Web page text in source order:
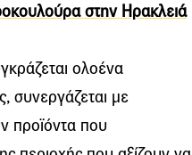
στην Ηρακλειά
ολοένα
συνεργάζεται με
προϊόντα που